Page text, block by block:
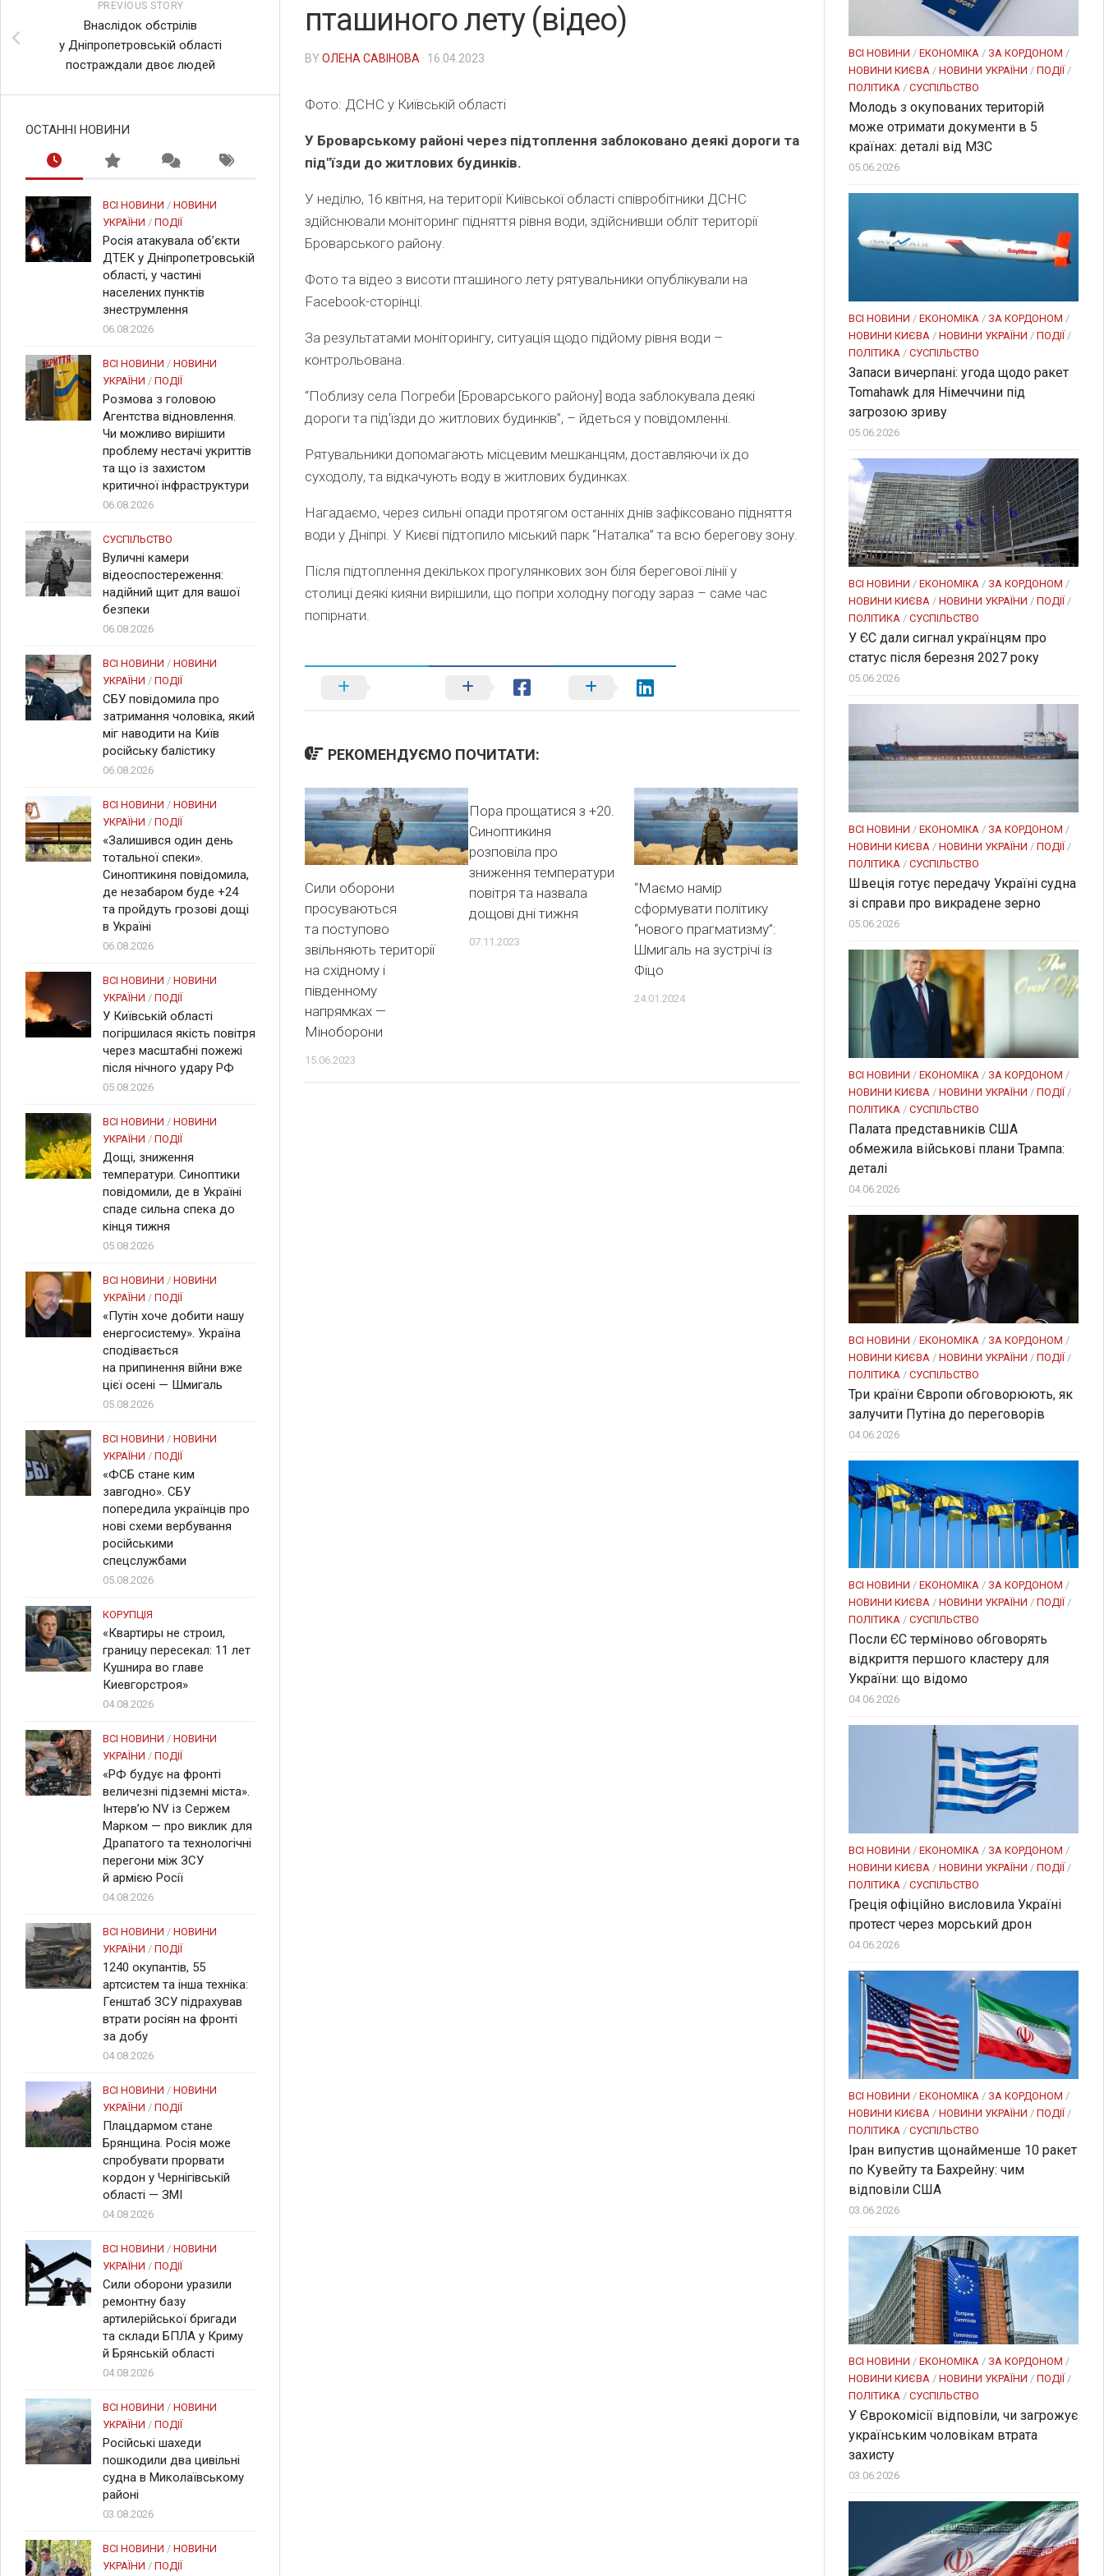
пташиного лету (відео)
BY ОЛЕНА САВІНОВА · 16.04.2023
Фото: ДСНС у Київській області
У Броварському районі через підтоплення заблоковано деякі дороги та
під"їзди до житлових будинків.
У неділю, 16 квітня, на території Київської області співробітники ДСНС
здійснювали моніторинг підняття рівня води, здійснивши обліт території
Броварського району.
Фото та відео з висоти пташиного лету рятувальники опублікували на
Facebook-сторінці.
За результатами моніторингу, ситуація щодо підйому рівня води –
контрольована.
“Поблизу села Погреби [Броварського району] вода заблокувала деякі
дороги та під'їзди до житлових будинків”, – йдеться у повідомленні.
Рятувальники допомагають місцевим мешканцям, доставляючи їх до
суходолу, та відкачують воду в житлових будинках.
Нагадаємо, через сильні опади протягом останніх днів зафіксовано підняття
води у Дніпрі. У Києві підтопило міський парк “Наталка” та всю берегову зону.
Після підтоплення декількох прогулянкових зон біля берегової лінії у
столиці деякі кияни вирішили, що попри холодну погоду зараз – саме час
попірнати.
РЕКОМЕНДУЄМО ПОЧИТАТИ:
Cили оборони
просуваються
та поступово
звільняють території
на східному і
південному
напрямках —
Міноборони
15.06.2023
Пора прощатися з +20.
Синоптикиня
розповіла про
зниження температури
повітря та назвала
дощові дні тижня
07.11.2023
“Маємо намір
сформувати політику
“нового прагматизму”:
Шмигаль на зустрічі із
Фіцо
24.01.2024
PREVIOUS STORY
Внаслідок обстрілів
у Дніпропетровській області
постраждали двоє людей
ОСТАННІ НОВИНИ
ВСІ НОВИНИ / НОВИНИ
УКРАЇНИ / ПОДІЇ
Росія атакувала об’єкти
ДТЕК у Дніпропетровській
області, у частині
населених пунктів
знеструмлення
06.08.2026
ВСІ НОВИНИ / НОВИНИ
УКРАЇНИ / ПОДІЇ
Розмова з головою
Агентства відновлення.
Чи можливо вирішити
проблему нестачі укриттів
та що із захистом
критичної інфраструктури
06.08.2026
СУСПІЛЬСТВО
Вуличні камери
відеоспостереження:
надійний щит для вашої
безпеки
06.08.2026
ВСІ НОВИНИ / НОВИНИ
УКРАЇНИ / ПОДІЇ
СБУ повідомила про
затримання чоловіка, який
міг наводити на Київ
російську балістику
06.08.2026
ВСІ НОВИНИ / НОВИНИ
УКРАЇНИ / ПОДІЇ
«Залишився один день
тотальної спеки».
Синоптикиня повідомила,
де незабаром буде +24
та пройдуть грозові дощі
в Україні
06.08.2026
ВСІ НОВИНИ / НОВИНИ
УКРАЇНИ / ПОДІЇ
У Київській області
погіршилася якість повітря
через масштабні пожежі
після нічного удару РФ
05.08.2026
ВСІ НОВИНИ / НОВИНИ
УКРАЇНИ / ПОДІЇ
Дощі, зниження
температури. Синоптики
повідомили, де в Україні
спаде сильна спека до
кінця тижня
05.08.2026
ВСІ НОВИНИ / НОВИНИ
УКРАЇНИ / ПОДІЇ
«Путін хоче добити нашу
енергосистему». Україна
сподівається
на припинення війни вже
цієї осені — Шмигаль
05.08.2026
ВСІ НОВИНИ / НОВИНИ
УКРАЇНИ / ПОДІЇ
«ФСБ стане ким
завгодно». СБУ
попередила українців про
нові схеми вербування
російськими
спецслужбами
05.08.2026
КОРУПЦІЯ
«Квартиры не строил,
границу пересекал: 11 лет
Кушнира во главе
Киевгорстроя»
04.08.2026
ВСІ НОВИНИ / НОВИНИ
УКРАЇНИ / ПОДІЇ
«РФ будує на фронті
величезні підземні міста».
Інтерв’ю NV із Сержем
Марком — про виклик для
Драпатого та технологічні
перегони між ЗСУ
й армією Росії
04.08.2026
ВСІ НОВИНИ / НОВИНИ
УКРАЇНИ / ПОДІЇ
1240 окупантів, 55
артсистем та інша техніка:
Генштаб ЗСУ підрахував
втрати росіян на фронті
за добу
04.08.2026
ВСІ НОВИНИ / НОВИНИ
УКРАЇНИ / ПОДІЇ
Плацдармом стане
Брянщина. Росія може
спробувати прорвати
кордон у Чернігівській
області — ЗМІ
04.08.2026
ВСІ НОВИНИ / НОВИНИ
УКРАЇНИ / ПОДІЇ
Сили оборони уразили
ремонтну базу
артилерійської бригади
та склади БПЛА у Криму
й Брянській області
04.08.2026
ВСІ НОВИНИ / НОВИНИ
УКРАЇНИ / ПОДІЇ
Російські шахеди
пошкодили два цивільні
судна в Миколаївському
районі
03.08.2026
ВСІ НОВИНИ / НОВИНИ
УКРАЇНИ / ПОДІЇ
ВСІ НОВИНИ / ЕКОНОМІКА / ЗА КОРДОНОМ /
НОВИНИ КИЄВА / НОВИНИ УКРАЇНИ / ПОДІЇ /
ПОЛІТИКА / СУСПІЛЬСТВО
Молодь з окупованих територій
може отримати документи в 5
країнах: деталі від МЗС
05.06.2026
ВСІ НОВИНИ / ЕКОНОМІКА / ЗА КОРДОНОМ /
НОВИНИ КИЄВА / НОВИНИ УКРАЇНИ / ПОДІЇ /
ПОЛІТИКА / СУСПІЛЬСТВО
Запаси вичерпані: угода щодо ракет
Tomahawk для Німеччини під
загрозою зриву
05.06.2026
ВСІ НОВИНИ / ЕКОНОМІКА / ЗА КОРДОНОМ /
НОВИНИ КИЄВА / НОВИНИ УКРАЇНИ / ПОДІЇ /
ПОЛІТИКА / СУСПІЛЬСТВО
У ЄС дали сигнал українцям про
статус після березня 2027 року
05.06.2026
ВСІ НОВИНИ / ЕКОНОМІКА / ЗА КОРДОНОМ /
НОВИНИ КИЄВА / НОВИНИ УКРАЇНИ / ПОДІЇ/
ПОЛІТИКА / СУСПІЛЬСТВО
Швеція готує передачу Україні судна
зі справи про викрадене зерно
05.06.2026
ВСІ НОВИНИ / ЕКОНОМІКА / ЗА КОРДОНОМ /
НОВИНИ КИЄВА / НОВИНИ УКРАЇНИ / ПОДІЇ/
ПОЛІТИКА / СУСПІЛЬСТВО
Палата представників США
обмежила військові плани Трампа:
деталі
04.06.2026
ВСІ НОВИНИ / ЕКОНОМІКА / ЗА КОРДОНОМ /
НОВИНИ КИЄВА / НОВИНИ УКРАЇНИ / ПОДІЇ/
ПОЛІТИКА / СУСПІЛЬСТВО
Три країни Європи обговорюють, як
залучити Путіна до переговорів
04.06.2026
ВСІ НОВИНИ / ЕКОНОМІКА / ЗА КОРДОНОМ /
НОВИНИ КИЄВА / НОВИНИ УКРАЇНИ / ПОДІЇ /
ПОЛІТИКА / СУСПІЛЬСТВО
Посли ЄC терміново обговорять
відкриття першого кластеру для
України: що відомо
04.06.2026
ВСІ НОВИНИ / ЕКОНОМІКА / ЗА КОРДОНОМ /
НОВИНИ КИЄВА / НОВИНИ УКРАЇНИ / ПОДІЇ /
ПОЛІТИКА / СУСПІЛЬСТВО
Греція офіційно висловила Україні
протест через морський дрон
04.06.2026
ВСІ НОВИНИ / ЕКОНОМІКА / ЗА КОРДОНОМ /
НОВИНИ КИЄВА / НОВИНИ УКРАЇНИ / ПОДІЇ /
ПОЛІТИКА / СУСПІЛЬСТВО
Іран випустив щонайменше 10 ракет
по Кувейту та Бахрейну: чим
відповіли США
03.06.2026
ВСІ НОВИНИ / ЕКОНОМІКА / ЗА КОРДОНОМ /
НОВИНИ КИЄВА / НОВИНИ УКРАЇНИ / ПОДІЇ /
ПОЛІТИКА / СУСПІЛЬСТВО
У Єврокомісії відповіли, чи загрожує
українським чоловікам втрата
захисту
03.06.2026